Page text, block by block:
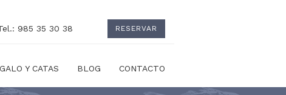
985 35 30 38 RESERVAR
Y CATAS BLOG CONTACTO